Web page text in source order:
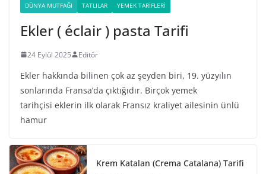
DÜNYA MUTFAĞI TATLILAR YEMEK TARIFLERI
Ekler ( éclair ) pasta Tarifi
24 Eylül 2025 Editör
Ekler hakkında bilinen çok az şeyden biri, 19. yüzyılın
sonlarında Fransa’da çıktığıdır. Birçok yemek
tarihçisi eklerin ilk olarak Fransız kraliyet ailesinin ünlü
hamur
Krem Katalan (Crema Catalana) Tarifi